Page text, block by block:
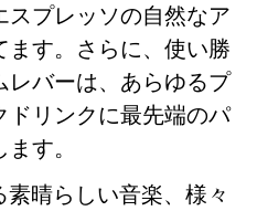
スプレッソの自然なア
ます。さらに、使い勝
レバーは、あらゆるプ
ドリンクに最先端のパ
す。
晴らしい音楽、様々